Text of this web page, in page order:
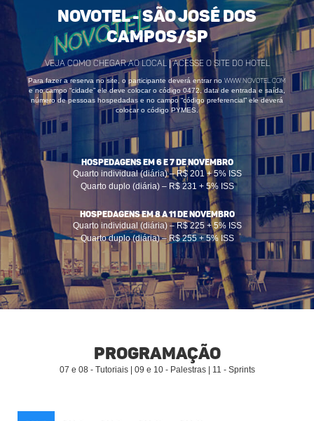
Novotel - São José dos
Campos/SP
Veja como chegar ao local |Acesse o site do Hotel
Para fazer a reserva no site, o participante deverá entrar no www.novotel.com
e no campo “cidade” ele deve colocar o código0472, data de entrada e saída,
número de pessoas hospedadas e no campo “código preferencial” ele deverá
colocar o código PYMES.
HOSPEDAGENS EM 6 E 7 DE NOVEMBRO
Quarto individual (diária) – R$ 201 + 5% ISS
Quarto duplo (diária) – R$ 231 + 5% ISS
HOSPEDAGENS EM 8 A 11 DE NOVEMBRO
Quarto individual (diária) – R$ 225 + 5% ISS
Quarto duplo (diária) – R$ 255 + 5% ISS
Programação
07 e 08 - Tutoriais | 09 e 10 - Palestras | 11 - Sprints